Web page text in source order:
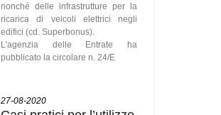
nonché delle infrastrutture per la
ricarica di veicoli elettrici negli
edifici (cd. Superbonus).
L'agenzia delle Entrate ha
pubblicato la circolare n. 24/E
27-08-2020